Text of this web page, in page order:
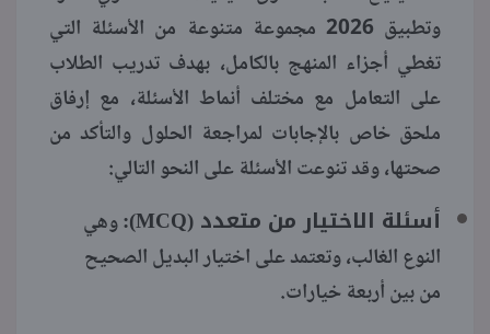
وتطبيق 2026 مجموعة متنوعة من الأسئلة التي
تغطي أجزاء المنهج بالكامل، بهدف تدريب الطلاب
على التعامل مع مختلف أنماط الأسئلة، مع إرفاق
ملحق خاص بالإجابات لمراجعة الحلول والتأكد من
صحتها، وقد تنوعت الأسئلة على النحو التالي:
أسئلة الاختيار من متعدد (MCQ):
وهي
النوع الغالب، وتعتمد على اختيار البديل الصحيح
من بين أربعة خيارات.